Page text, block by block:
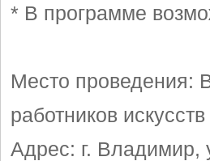
* В программе
Место проведения:
работников искусств
Адрес: г. Владимир,